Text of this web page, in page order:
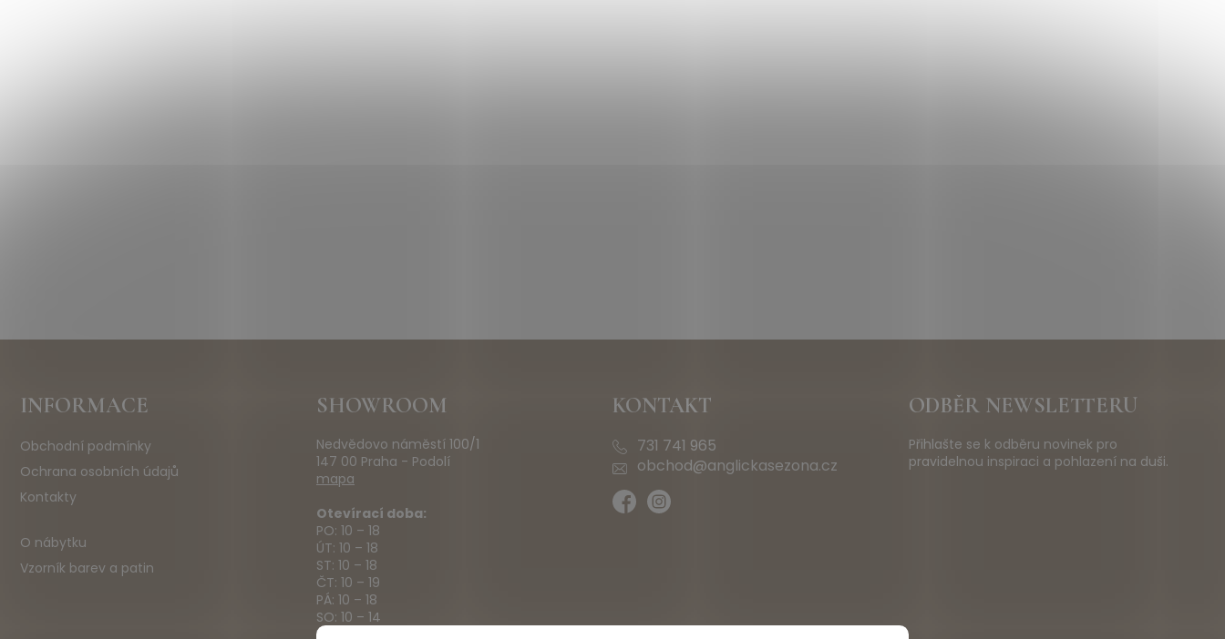
INFORMACE
Obchodní podmínky
Ochrana osobních údajů
Kontakty
O nábytku
Vzorník barev a patin
SHOWROOM
Nedvědovo náměstí 100/1
147 00 Praha - Podolí
mapa
Otevírací doba:
PO: 10 – 18
ÚT: 10 – 18
ST: 10 – 18
ČT: 10 – 19
PÁ: 10 – 18
SO: 10 – 14
NE: ZAVŘENO
KONTAKT
731 741 965
obchod@anglickasezona.cz
ODBĚR NEWSLETTERU
Přihlašte se k odběru novinek pro
pravidelnou inspiraci a pohlazení na duši.